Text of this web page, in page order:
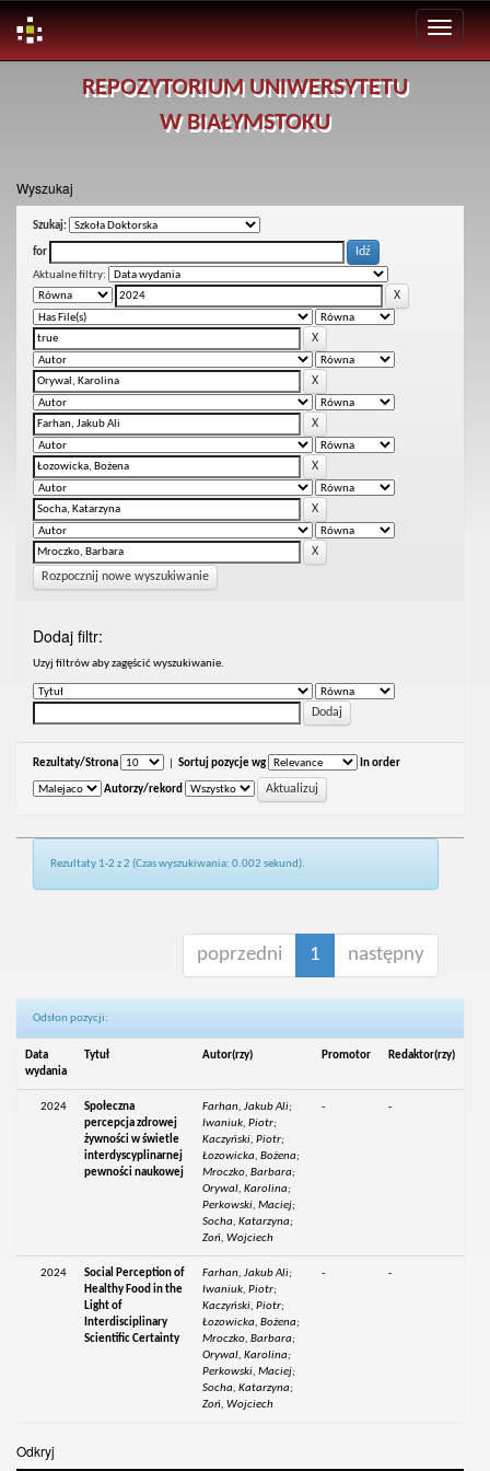
REPOZYTORIUM UNIWERSYTETU
W BIAŁYMSTOKU
Wyszukaj
Szukaj:
for
Aktualne filtry:
Rozpocznij nowe wyszukiwanie
Dodaj filtr:
Uzyj filtrów aby zagęścić wyszukiwanie.
Rezultaty/Strona Sortuj pozycje wg In order
Autorzy/rekord
Rezultaty 1-2 z 2 (Czas wyszukiwania: 0.002 sekund).
poprzedni 1 następny
Odsłon pozycji:
Data
wydania
Tytuł Autor(rzy) Promotor Redaktor(rzy)
2024
Społeczna
percepcja zdrowej
żywności w świetle
interdyscyplinarnej
pewności naukowej
Farhan, Jakub Ali;
Iwaniuk, Piotr;
Kaczyński, Piotr;
Łozowicka, Bożena;
Mroczko, Barbara;
Orywal, Karolina;
Perkowski, Maciej;
Socha, Katarzyna;
Zoń, Wojciech
- -
2024
Social Perception of
Healthy Food in the
Light of
Interdisciplinary
Scientific Certainty
Farhan, Jakub Ali;
Iwaniuk, Piotr;
Kaczyński, Piotr;
Łozowicka, Bożena;
Mroczko, Barbara;
Orywal, Karolina;
Perkowski, Maciej;
Socha, Katarzyna;
Zoń, Wojciech
- -
Odkryj